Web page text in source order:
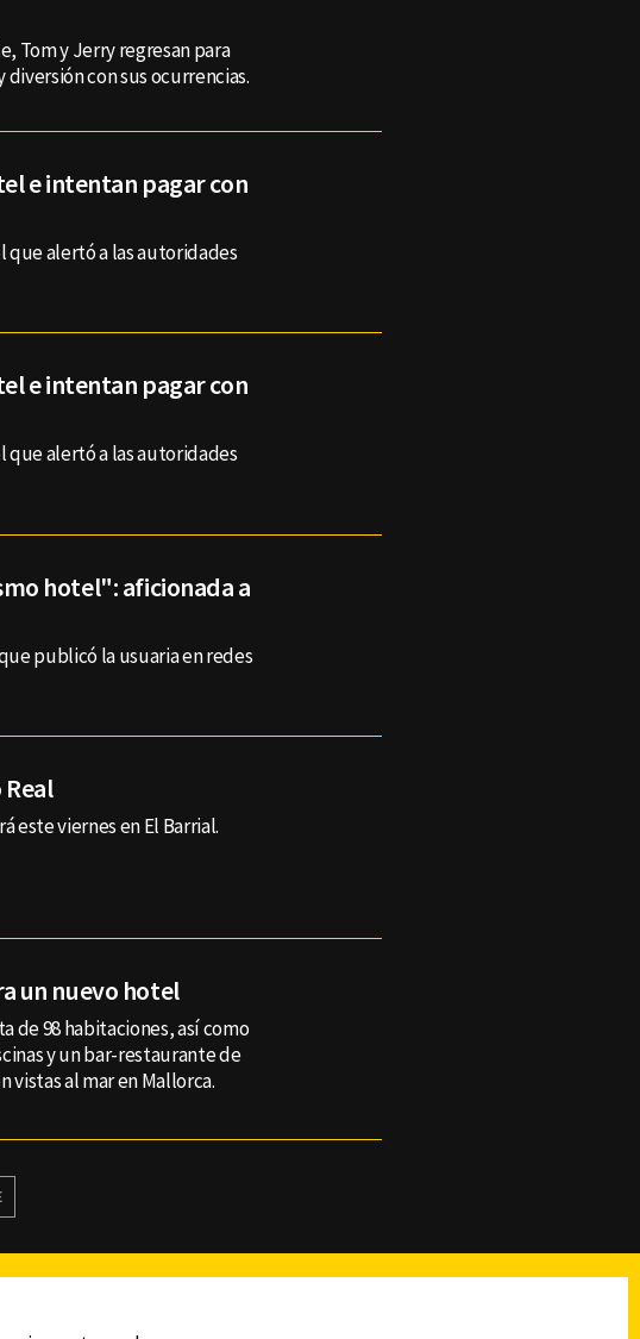
Tom y Jerry regresan para
diversión con sus ocurrencias.
e intentan pagar con
que alertó a las autoridades
e intentan pagar con
que alertó a las autoridades
hotel": aficionada a
publicó la usuaria en redes
este viernes en El Barrial.
un nuevo hotel
de 98 habitaciones, así como
y un bar-restaurante de
vistas al mar en Mallorca.